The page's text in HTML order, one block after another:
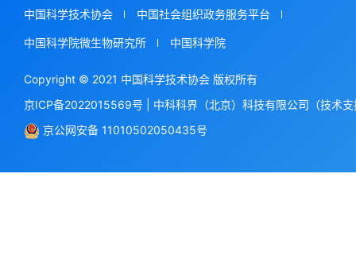
中国科学技术协会 中国社会组织政务服务平台
中国科学院微生物研究所 中国科学院
Copyright © 2021 中国科学技术协会 版权所有
京ICP备2022015569号
中科科界（北京）科技有限公司（技术
京公网安备 11010502050435号